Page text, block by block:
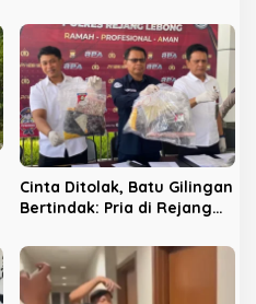
Rejang Lebong
Cinta Ditolak, Batu Gilingan
Bertindak: Pria di Rejang
Nyawa Pujaan Hati